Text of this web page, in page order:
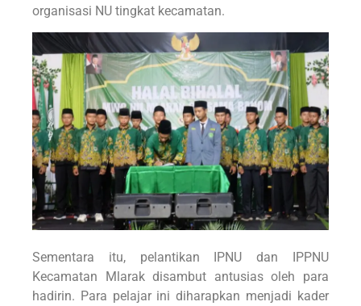
organisasi NU tingkat kecamatan.
Sementara itu, pelantikan IPNU dan IPPNU
Kecamatan Mlarak disambut antusias oleh para
hadirin. Para pelajar ini diharapkan menjadi kader